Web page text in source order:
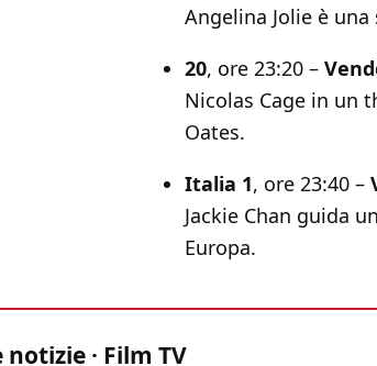
Angelina Jolie è
20, ore 23:20 –
Nicolas Cage in un
Oates.
Italia 1, ore 23:40 –
Jackie Chan guida
Europa.
· Film TV